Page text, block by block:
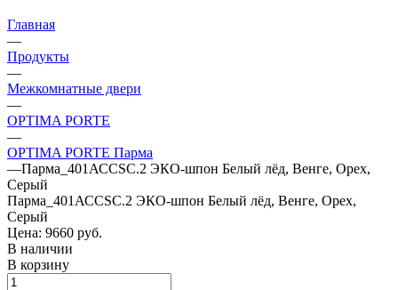
Главная
—
Продукты
—
Межкомнатные двери
—
OPTIMA PORTE
—
OPTIMA PORTE Парма
—Парма_401АССSC.2 ЭКО-шпон Белый лёд, Венге, Орех,
Серый
Парма_401АССSC.2 ЭКО-шпон Белый лёд, Венге, Орех,
Серый
Цена: 9660 руб.
В наличии
В корзину